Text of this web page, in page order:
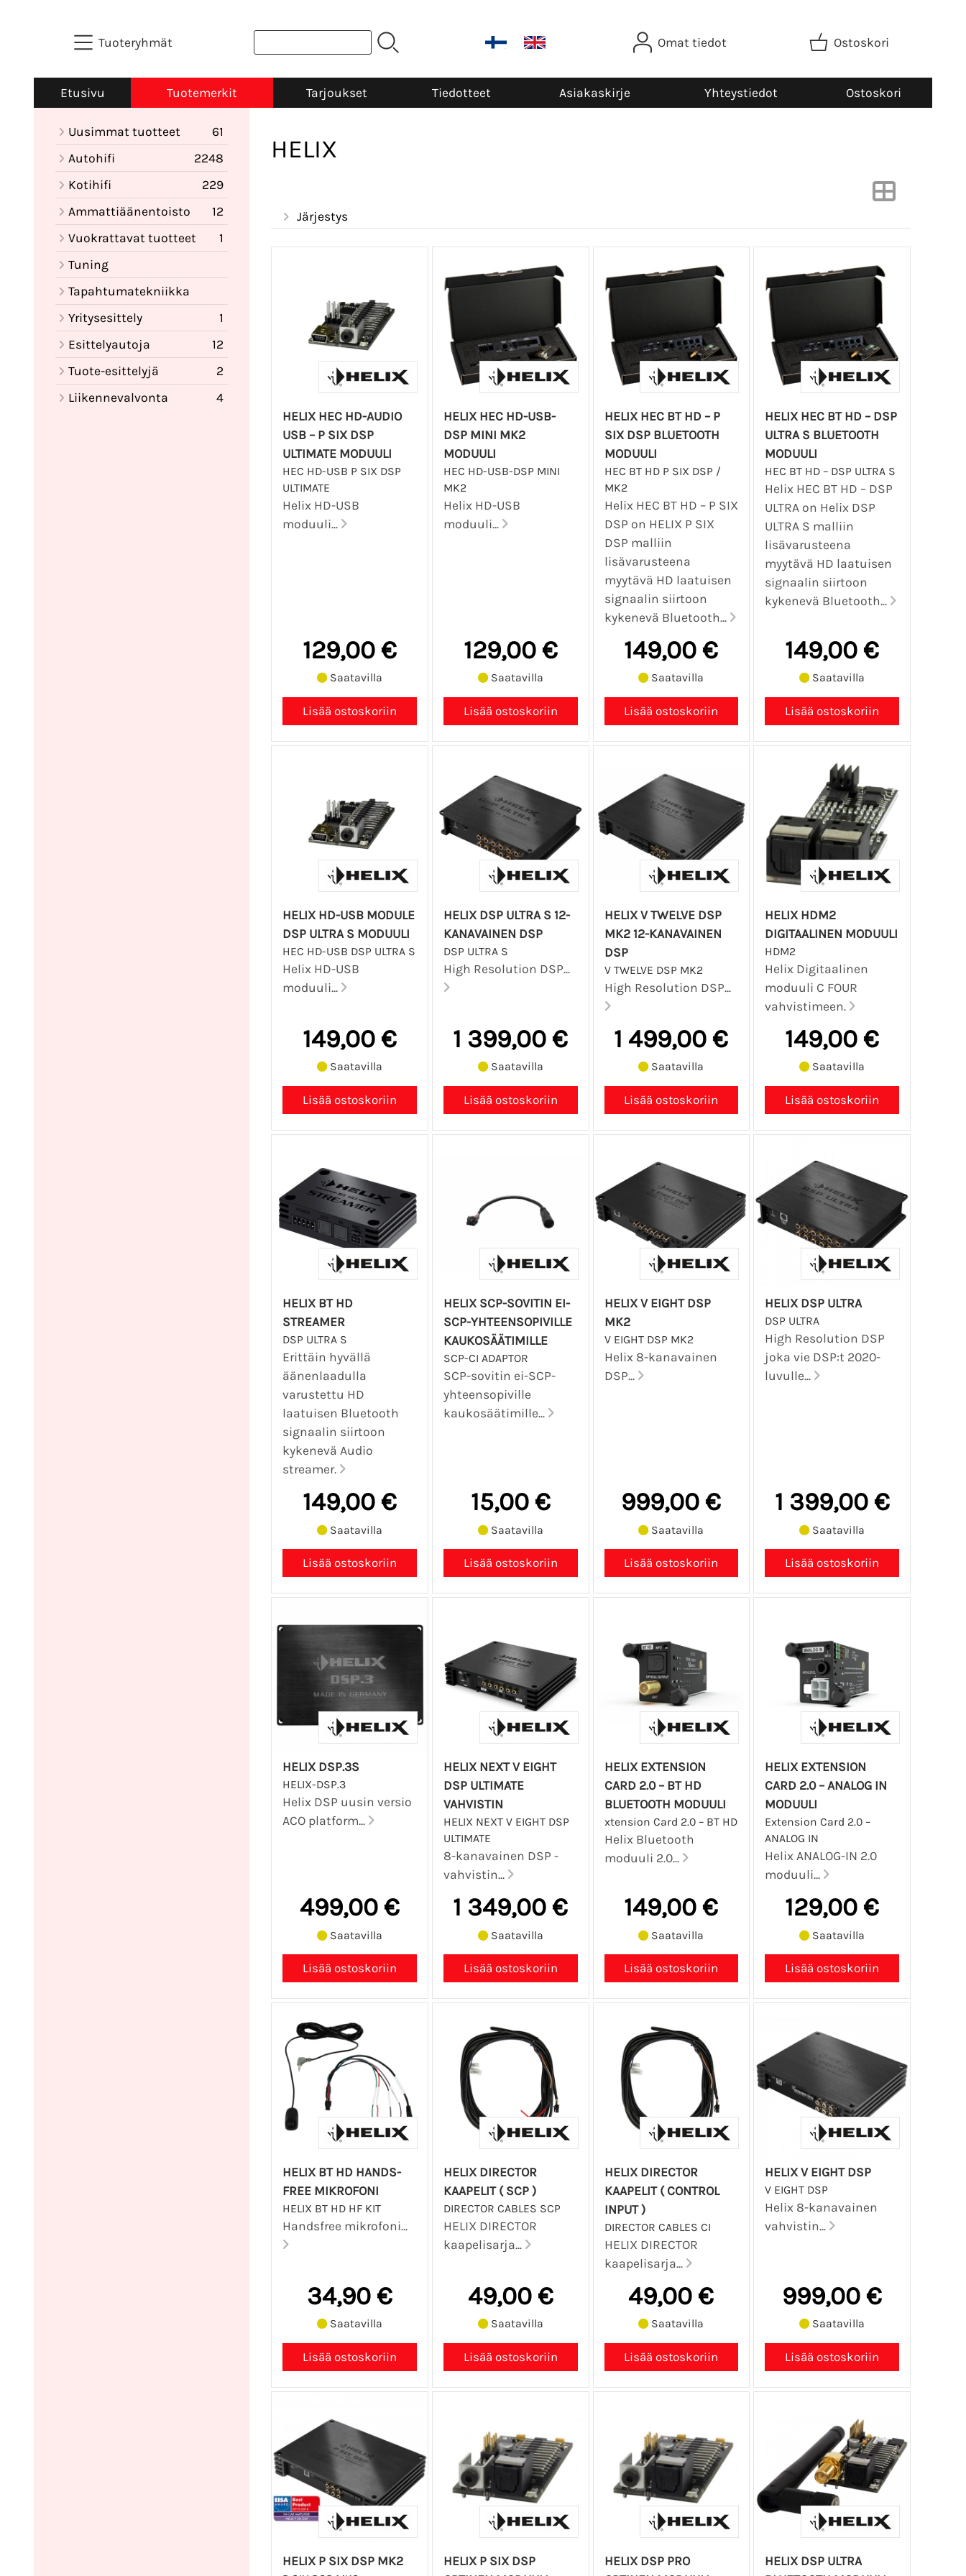
Tuoteryhmät Omat tiedot Ostoskori
Etusivu Tuotemerkit Tarjoukset Tiedotteet Asiakaskirje Yhteystiedot Ostoskori
Uusimmat tuotteet
61
Autohifi
2248
Kotihifi
229
Ammattiäänentoisto
12
Vuokrattavat tuotteet
1
Tuning
Tapahtumatekniikka
Yritysesittely
1
Esittelyautoja
12
Tuote-esittelyjä
2
Liikennevalvonta
4
HELIX
Järjestys
HELIX HEC HD-AUDIO
USB – P SIX DSP
ULTIMATE MODUULI
HEC HD-USB P SIX DSP
ULTIMATE
Helix HD-USB
moduuli...
129,00 €
Saatavilla
HELIX HEC HD-USB-
DSP MINI MK2
MODUULI
HEC HD-USB-DSP MINI
MK2
Helix HD-USB
moduuli...
129,00 €
Saatavilla
HELIX HEC BT HD – P
SIX DSP BLUETOOTH
MODUULI
HEC BT HD P SIX DSP /
MK2
Helix HEC BT HD – P SIX
DSP on HELIX P SIX
DSP malliin
lisävarusteena
myytävä HD laatuisen
signaalin siirtoon
kykenevä Bluetooth...
149,00 €
Saatavilla
HELIX HEC BT HD – DSP
ULTRA S BLUETOOTH
MODUULI
HEC BT HD – DSP ULTRA S
Helix HEC BT HD – DSP
ULTRA on Helix DSP
ULTRA S malliin
lisävarusteena
myytävä HD laatuisen
signaalin siirtoon
kykenevä Bluetooth...
149,00 €
Saatavilla
HELIX HD-USB MODULE
DSP ULTRA S MODUULI
HEC HD-USB DSP ULTRA S
Helix HD-USB
moduuli...
149,00 €
Saatavilla
HELIX DSP ULTRA S 12-
KANAVAINEN DSP
DSP ULTRA S
High Resolution DSP...
1 399,00 €
Saatavilla
HELIX V TWELVE DSP
MK2 12-KANAVAINEN
DSP
V TWELVE DSP MK2
High Resolution DSP...
1 499,00 €
Saatavilla
HELIX HDM2
DIGITAALINEN MODUULI
HDM2
Helix Digitaalinen
moduuli C FOUR
vahvistimeen.
149,00 €
Saatavilla
HELIX BT HD
STREAMER
DSP ULTRA S
Erittäin hyvällä
äänenlaadulla
varustettu HD
laatuisen Bluetooth
signaalin siirtoon
kykenevä Audio
streamer.
149,00 €
Saatavilla
HELIX SCP-SOVITIN EI-
SCP-YHTEENSOPIVILLE
KAUKOSÄÄTIMILLE
SCP-CI ADAPTOR
SCP-sovitin ei-SCP-
yhteensopiville
kaukosäätimille...
15,00 €
Saatavilla
HELIX V EIGHT DSP
MK2
V EIGHT DSP MK2
Helix 8-kanavainen
DSP...
999,00 €
Saatavilla
HELIX DSP ULTRA
DSP ULTRA
High Resolution DSP
joka vie DSP:t 2020-
luvulle...
1 399,00 €
Saatavilla
HELIX DSP.3S
HELIX-DSP.3
Helix DSP uusin versio
ACO platform...
499,00 €
Saatavilla
HELIX NEXT V EIGHT
DSP ULTIMATE
VAHVISTIN
HELIX NEXT V EIGHT DSP
ULTIMATE
8-kanavainen DSP -
vahvistin...
1 349,00 €
Saatavilla
HELIX EXTENSION
CARD 2.0 – BT HD
BLUETOOTH MODUULI
xtension Card 2.0 – BT HD
Helix Bluetooth
moduuli 2.0...
149,00 €
Saatavilla
HELIX EXTENSION
CARD 2.0 – ANALOG IN
MODUULI
Extension Card 2.0 –
ANALOG IN
Helix ANALOG-IN 2.0
moduuli...
129,00 €
Saatavilla
HELIX BT HD HANDS-
FREE MIKROFONI
HELIX BT HD HF KIT
Handsfree mikrofoni...
34,90 €
Saatavilla
HELIX DIRECTOR
KAAPELIT ( SCP )
DIRECTOR CABLES SCP
HELIX DIRECTOR
kaapelisarja...
49,00 €
Saatavilla
HELIX DIRECTOR
KAAPELIT ( CONTROL
INPUT )
DIRECTOR CABLES CI
HELIX DIRECTOR
kaapelisarja...
49,00 €
Saatavilla
HELIX V EIGHT DSP
V EIGHT DSP
Helix 8-kanavainen
vahvistin...
999,00 €
Saatavilla
HELIX P SIX DSP MK2
HELIX P SIX DSP
HELIX DSP PRO
HELIX DSP ULTRA